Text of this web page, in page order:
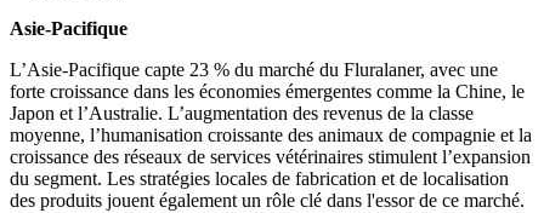
Asie-Pacifique
L’Asie-Pacifique capte 23 % du marché du Fluralaner, avec une
forte croissance dans les économies émergentes comme la Chine, le
Japon et l’Australie. L’augmentation des revenus de la classe
moyenne, l’humanisation croissante des animaux de compagnie et la
croissance des réseaux de services vétérinaires stimulent l’expansion
du segment. Les stratégies locales de fabrication et de localisation
des produits jouent également un rôle clé dans l'essor de ce marché.